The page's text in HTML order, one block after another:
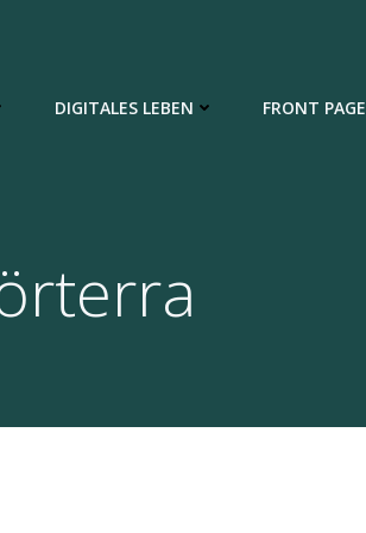
DIGITALES LEBEN FRONT PAGE